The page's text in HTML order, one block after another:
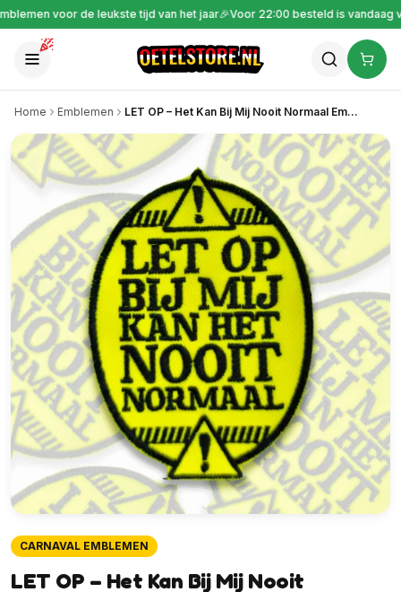
verzending vanaf €30🎉 Emblemen voor de leukste tijd van het jaar🎉
Home Emblemen LET OP – Het Kan Bij Mij Nooit Normaal Embleem
CARNAVAL EMBLEMEN
LET OP – Het Kan Bij Mij Nooit